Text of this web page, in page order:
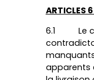
ARTICLES
6.1 Le
apparents